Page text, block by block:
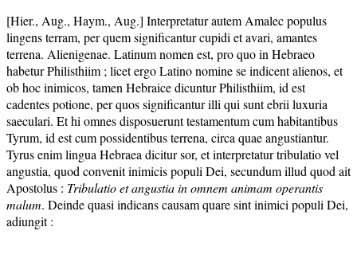
[Hier., Aug., Haym., Aug.] Interpretatur autem Amalec populus
lingens terram, per quem significantur cupidi et avari, amantes
terrena. Alienigenae. Latinum nomen est, pro quo in Hebraeo
habetur Philisthiim ; licet ergo Latino nomine se indicent alienos, et
ob hoc inimicos, tamen Hebraice dicuntur Philisthiim, id est
cadentes potione, per quos significantur illi qui sunt ebrii luxuria
saeculari. Et hi omnes disposuerunt testamentum cum habitantibus
Tyrum, id est cum possidentibus terrena, circa quae angustiantur.
Tyrus enim lingua Hebraea dicitur sor, et interpretatur tribulatio vel
angustia, quod convenit inimicis populi Dei, secundum illud quod ait
Apostolus : Tribulatio et angustia in omnem animam operantis
malum. Deinde quasi indicans causam quare sint inimici populi Dei,
adiungit :